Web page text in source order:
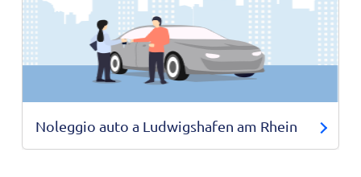
Noleggio auto a Ludwigshafen am Rhein